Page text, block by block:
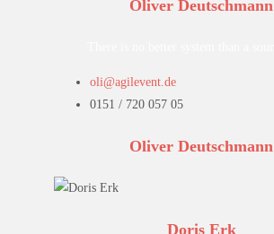
Oliver Deutschmann
oli@agilevent.de
0151 / 720 057 05
Oliver Deutschmann
Doris Erk